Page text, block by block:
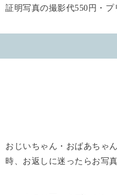
証明写真の撮影代550円・プ
おじいちゃん・おばあちゃ
時、お返しに迷ったらお写